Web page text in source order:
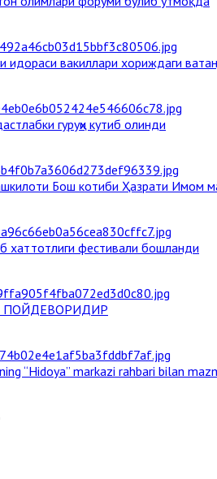
идораси вакиллари хориждаги
гуруҳи кутиб олинди
Бош котиби Ҳазрати Имом
хаттотлиги фестивали бошланди
ПОЙДЕВОРИДИР
“Hidoya” markazi rahbari bilan